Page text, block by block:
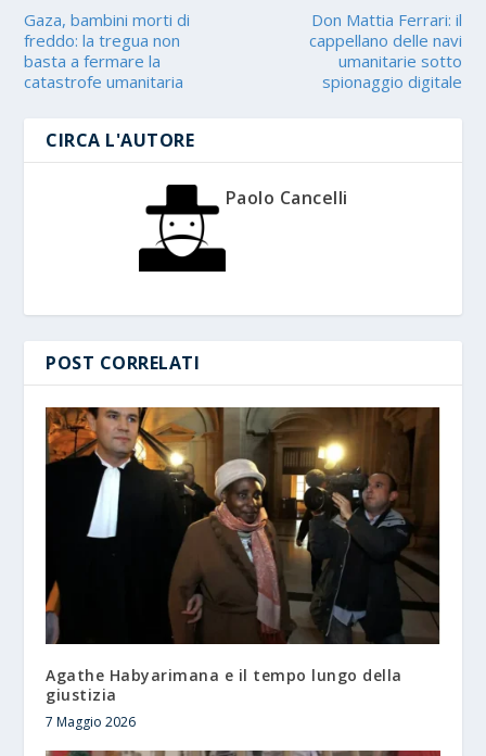
Gaza, bambini morti di
freddo: la tregua non
basta a fermare la
catastrofe umanitaria
Don Mattia Ferrari: il
cappellano delle navi
umanitarie sotto
spionaggio digitale
CIRCA L'AUTORE
Paolo Cancelli
POST CORRELATI
Agathe Habyarimana e il tempo lungo della
giustizia
7 Maggio 2026